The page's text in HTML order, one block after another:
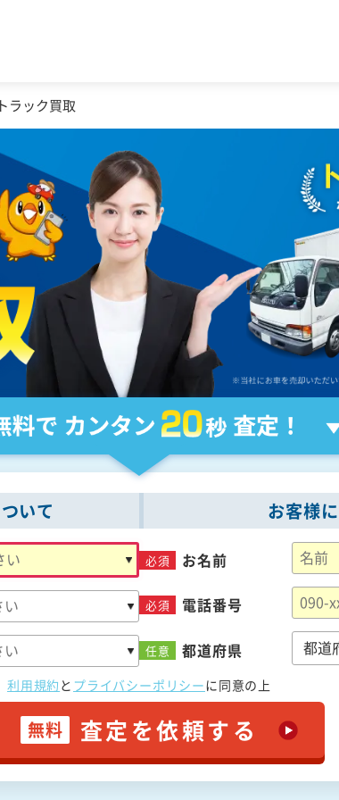
ラック買取
いて お客様
必須 お名前
必須 電話番号
任意 都道府県
利用規約 と プライバシーポリシーに同意の上
無料 査定を依頼する